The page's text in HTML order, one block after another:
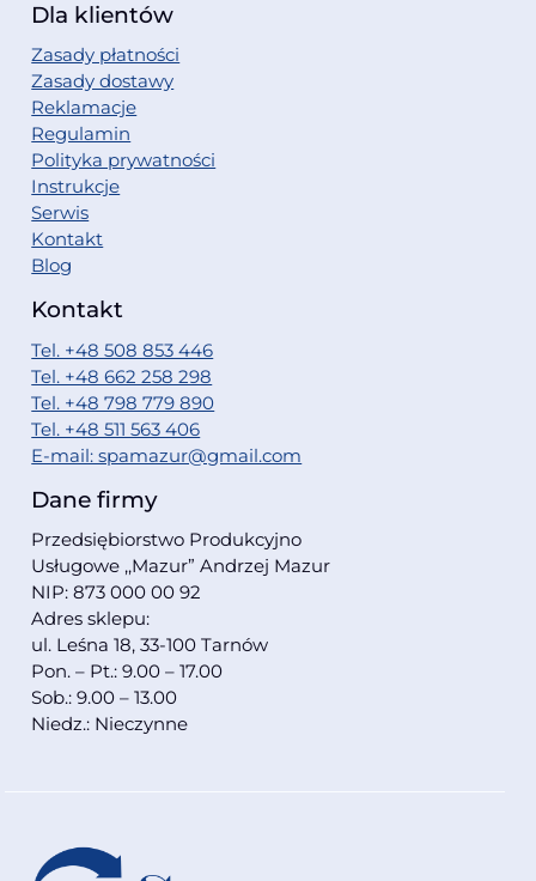
Dla klientów
Zasady płatności
Zasady dostawy
Reklamacje
Regulamin
Polityka prywatności
Instrukcje
Serwis
Kontakt
Blog
Kontakt
Tel. +48 508 853 446
Tel. +48 662 258 298
Tel. +48 798 779 890
Tel. +48 511 563 406
E-mail: spamazur@gmail.com
Dane firmy
Przedsiębiorstwo Produkcyjno
Usługowe ,,Mazur” Andrzej Mazur
NIP: 873 000 00 92
Adres sklepu:
ul. Leśna 18, 33-100 Tarnów
Pon. – Pt.: 9.00 – 17.00
Sob.: 9.00 – 13.00
Niedz.: Nieczynne